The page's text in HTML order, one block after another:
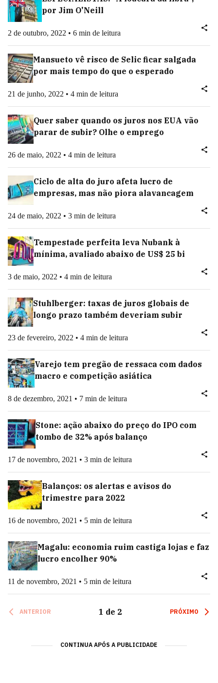
por Jim O'Neill
2 de outubro, 2022 • 6 min de leitura
Mansueto vê risco de Selic ficar salgada
por mais tempo do que o esperado
21 de junho, 2022 • 4 min de leitura
Quer saber quando os juros nos EUA vão
parar de subir? Olhe o emprego
26 de maio, 2022 • 4 min de leitura
Ciclo de alta do juro afeta lucro de
empresas, mas não piora alavancagem
24 de maio, 2022 • 3 min de leitura
Tempestade perfeita leva Nubank à
mínima, avaliado abaixo de US$ 25 bi
3 de maio, 2022 • 4 min de leitura
Stuhlberger: taxas de juros globais de
longo prazo também deveriam subir
23 de fevereiro, 2022 • 4 min de leitura
Varejo tem pregão de ressaca com dados
macro e competição asiática
8 de dezembro, 2021 • 7 min de leitura
Stone: ação abaixo do preço do IPO com
tombo de 32% após balanço
17 de novembro, 2021 • 3 min de leitura
Balanços: os alertas e avisos do
trimestre para 2022
16 de novembro, 2021 • 5 min de leitura
Magalu: economia ruim castiga lojas e faz
lucro encolher 90%
11 de novembro, 2021 • 5 min de leitura
ANTERIOR 1 de 2 PRÓXIMO
CONTINUA APÓS A PUBLICIDADE